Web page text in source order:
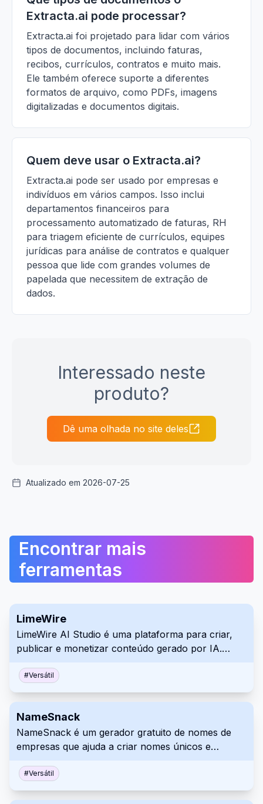
Extracta.ai pode processar?
Extracta.ai foi projetado para lidar com vários
tipos de documentos, incluindo faturas,
recibos, currículos, contratos e muito mais.
Ele também oferece suporte a diferentes
formatos de arquivo, como PDFs, imagens
digitalizadas e documentos digitais.
Quem deve usar o Extracta.ai?
Extracta.ai pode ser usado por empresas e
indivíduos em vários campos. Isso inclui
departamentos financeiros para
processamento automatizado de faturas, RH
para triagem eficiente de currículos, equipes
jurídicas para análise de contratos e qualquer
pessoa que lide com grandes volumes de
papelada que necessitem de extração de
dados.
Interessado neste
produto?
Dê uma olhada no site deles
Atualizado em 2026-07-25
Encontrar mais
ferramentas
LimeWire
LimeWire AI Studio é uma plataforma para criar,
publicar e monetizar conteúdo gerado por IA.
áudio usando IA. Criadores de conteúdo podem
publicar seus trabalhos no LimeWire e
#Versátil
NameSnack
NameSnack é um gerador gratuito de nomes de
empresas que ajuda a criar nomes únicos e
de máquina e combinação de palavras-chave para
gerar ideias de nomes e verifica a disponibilidade de
#Versátil